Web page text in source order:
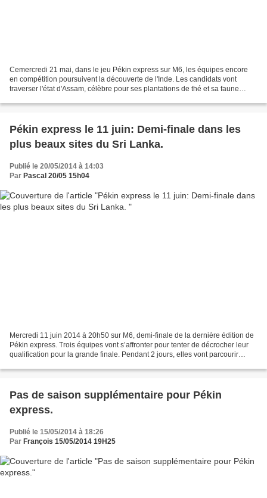
Cemercredi 21 mai, dans le jeu Pékin express sur M6, les équipes encore
en compétition poursuivent la découverte de l'Inde. Les candidats vont
traverser l'état d'Assam, célèbre pour ses plantations de thé et sa faune
Pékin express le 11 juin: Demi-finale dans les
plus beaux sites du Sri Lanka.
Publié le 20/05/2014 à 14:03
Par Pascal 20/05 15h04
Mercredi 11 juin 2014 à 20h50 sur M6, demi-finale de la dernière édition de
Pékin express. Trois équipes vont s’affronter pour tenter de décrocher leur
qualification pour la grande finale. Pendant 2 jours, elles vont parcourir
Pas de saison supplémentaire pour Pékin
express.
Publié le 15/05/2014 à 18:26
Par François 15/05/2014 19H25